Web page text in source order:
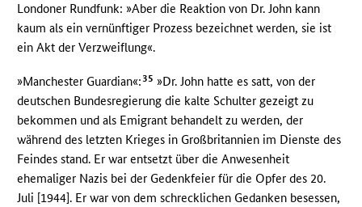
Londoner Rundfunk: »Aber die Reaktion von Dr. John kann
kaum als ein vernünftiger Prozess bezeichnet werden, sie ist
ein Akt der Verzweiflung«.
»Manchester Guardian«:35 »Dr. John hatte es satt, von der
deutschen Bundesregierung die kalte Schulter gezeigt zu
bekommen und als Emigrant behandelt zu werden, der
während des letzten Krieges in Großbritannien im Dienste des
Feindes stand. Er war entsetzt über die Anwesenheit
ehemaliger Nazis bei der Gedenkfeier für die Opfer des 20.
Juli [1944]. Er war von dem schrecklichen Gedanken besessen,